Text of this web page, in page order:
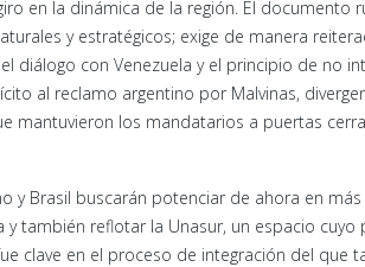
en la dinámica de la región. El documento
y estratégicos; exige de manera
con Venezuela y el principio de no
al reclamo argentino por Malvinas,
mantuvieron los mandatarios a puertas
y Brasil buscarán potenciar de ahora en más
también reflotar la Unasur, un espacio cuyo
clave en el proceso de integración del que